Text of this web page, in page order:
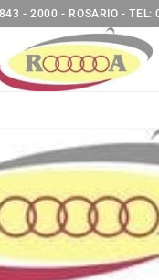
- 2000 - ROSARIO -